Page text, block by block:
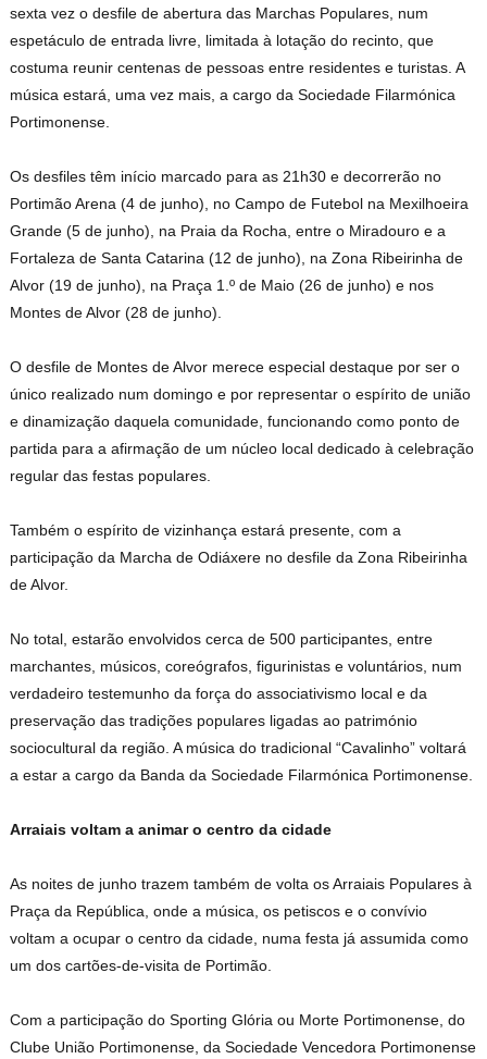
sexta vez o desfile de abertura das Marchas Populares, num
espetáculo de entrada livre, limitada à lotação do recinto, que
costuma reunir centenas de pessoas entre residentes e turistas. A
música estará, uma vez mais, a cargo da Sociedade Filarmónica
Portimonense.
Os desfiles têm início marcado para as 21h30 e decorrerão no
Portimão Arena (4 de junho), no Campo de Futebol na Mexilhoeira
Grande (5 de junho), na Praia da Rocha, entre o Miradouro e a
Fortaleza de Santa Catarina (12 de junho), na Zona Ribeirinha de
Alvor (19 de junho), na Praça 1.º de Maio (26 de junho) e nos
Montes de Alvor (28 de junho).
O desfile de Montes de Alvor merece especial destaque por ser o
único realizado num domingo e por representar o espírito de união
e dinamização daquela comunidade, funcionando como ponto de
partida para a afirmação de um núcleo local dedicado à celebração
regular das festas populares.
Também o espírito de vizinhança estará presente, com a
participação da Marcha de Odiáxere no desfile da Zona Ribeirinha
de Alvor.
No total, estarão envolvidos cerca de 500 participantes, entre
marchantes, músicos, coreógrafos, figurinistas e voluntários, num
verdadeiro testemunho da força do associativismo local e da
preservação das tradições populares ligadas ao património
sociocultural da região. A música do tradicional “Cavalinho” voltará
a estar a cargo da Banda da Sociedade Filarmónica Portimonense.
Arraiais voltam a animar o centro da cidade
As noites de junho trazem também de volta os Arraiais Populares à
Praça da República, onde a música, os petiscos e o convívio
voltam a ocupar o centro da cidade, numa festa já assumida como
um dos cartões-de-visita de Portimão.
Com a participação do Sporting Glória ou Morte Portimonense, do
Clube União Portimonense, da Sociedade Vencedora Portimonense